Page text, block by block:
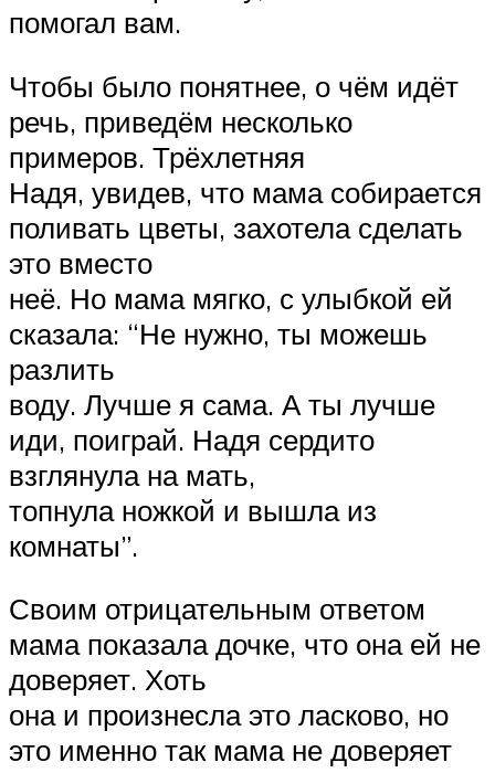
помогал вам.
Чтобы было понятнее, о чём идёт
речь, приведём несколько
примеров. Трёхлетняя
Надя, увидев, что мама собирается
поливать цветы, захотела сделать
это вместо
неё. Но мама мягко, с улыбкой ей
сказала: “Не нужно, ты можешь
разлить
воду. Лучше я сама. А ты лучше
иди, поиграй. Надя сердито
взглянула на мать,
топнула ножкой и вышла из
комнаты”.
Своим отрицательным ответом
мама показала дочке, что она ей не
доверяет. Хоть
она и произнесла это ласково, но
это именно так мама не доверяет